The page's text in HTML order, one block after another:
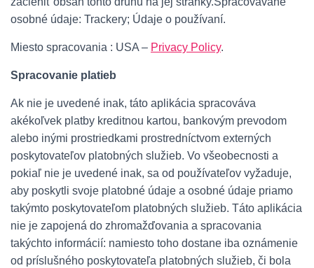
osobné údaje: Trackery; Údaje o používaní.
Miesto spracovania : USA – Privacy Policy.
Spracovanie platieb
Ak nie je uvedené inak, táto aplikácia spracováva
akékoľvek platby kreditnou kartou, bankovým prevodom
alebo inými prostriedkami prostredníctvom externých
poskytovateľov platobných služieb. Vo všeobecnosti a
pokiaľ nie je uvedené inak, sa od používateľov vyžaduje,
aby poskytli svoje platobné údaje a osobné údaje priamo
takýmto poskytovateľom platobných služieb. Táto aplikácia
nie je zapojená do zhromažďovania a spracovania
takýchto informácií: namiesto toho dostane iba oznámenie
od príslušného poskytovateľa platobných služieb, či bola